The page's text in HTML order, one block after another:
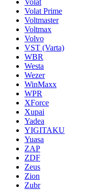
Volat
Volat Prime
Voltmaster
Voltmax
Volvo
VST (Varta)
WBR
Westa
Wezer
WinMaxx
WPR
XForce
Xupai
Yadea
YIGITAKU
Yuasa
ZAP
ZDF
Zeus
Zion
Zubr